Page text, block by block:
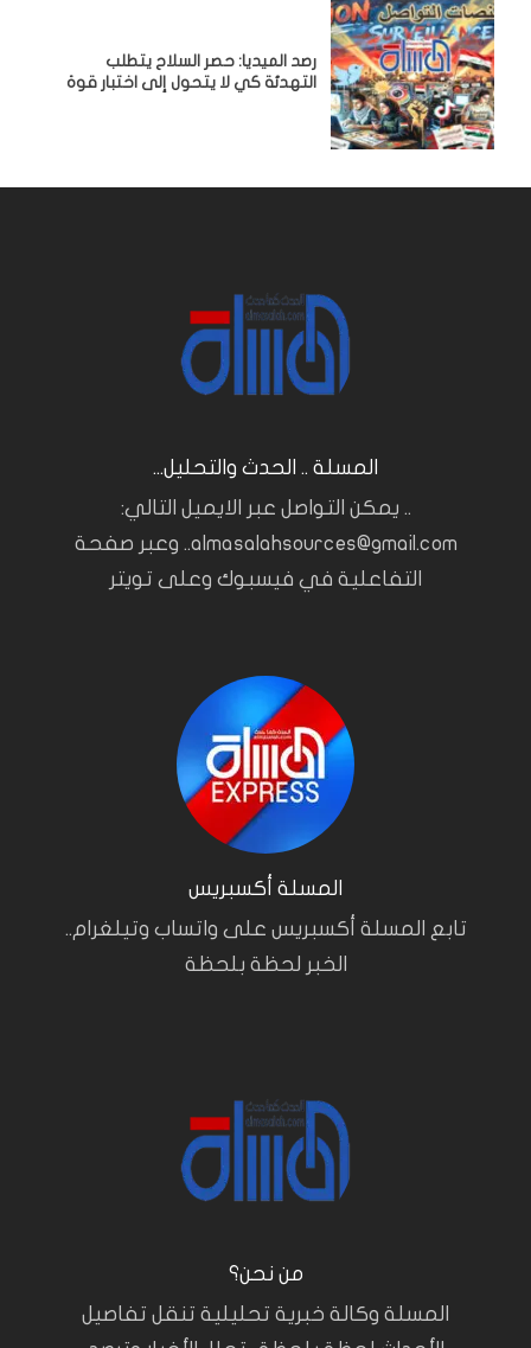
رصد الميديا: حصر السلاح يتطلب
التهدئة كي لا يتحول إلى اختبار قوة
المسلة .. الحدث والتحليل...
.. يمكن التواصل عبر الايميل التالي:
almasalahsources@gmail.com.. وعبر صفحة
التفاعلية في فيسبوك وعلى تويتر
المسلة أكسبريس
تابع المسلة أكسبريس على واتساب وتيلغرام..
الخبر لحظة بلحظة
من نحن؟
المسلة وكالة خبرية تحليلية تنقل تفاصيل